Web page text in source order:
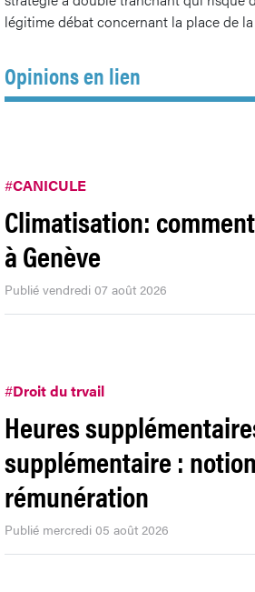
légitime débat concernant la place de
Opinions en lien
#CANICULE
Climatisation:
à Genève
Publié vendredi 07 août 2026
#Droit du trvail
Heures
supplémentaire :
rémunération
Publié mercredi 05 août 2026